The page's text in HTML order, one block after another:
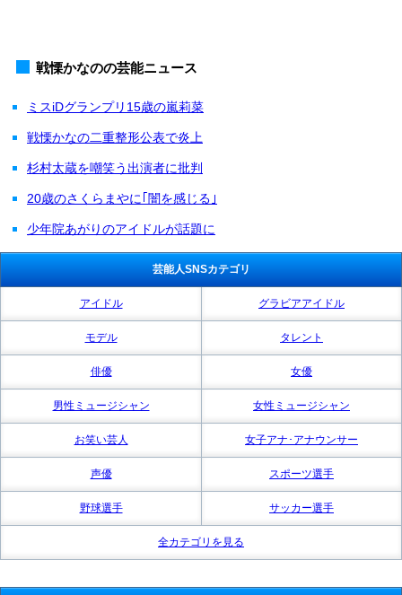
戦慄かなのの芸能ニュース
ミスiDグランプリ15歳の嵐莉菜
戦慄かなの二重整形公表で炎上
杉村太蔵を嘲笑う出演者に批判
20歳のさくらまやに｢闇を感じる｣
少年院あがりのアイドルが話題に
芸能人SNSカテゴリ
アイドル グラビアアイドル
モデル タレント
俳優 女優
男性ミュージシャン 女性ミュージシャン
お笑い芸人 女子アナ･アナウンサー
声優 スポーツ選手
野球選手 サッカー選手
全カテゴリを見る